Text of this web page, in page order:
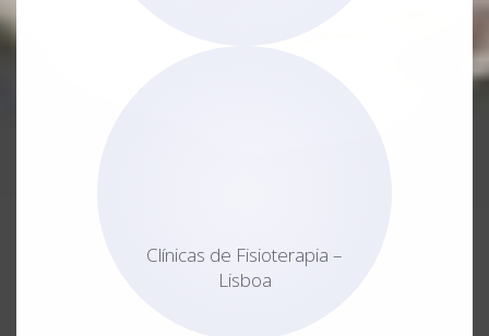
Clínicas de Fisioterapia –
Lisboa